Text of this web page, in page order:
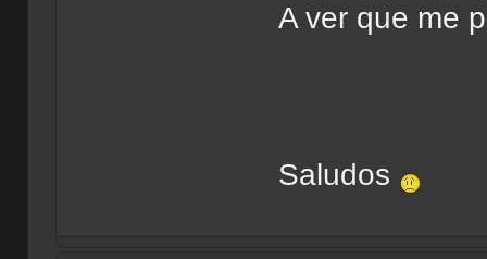
A ver que me
Saludos